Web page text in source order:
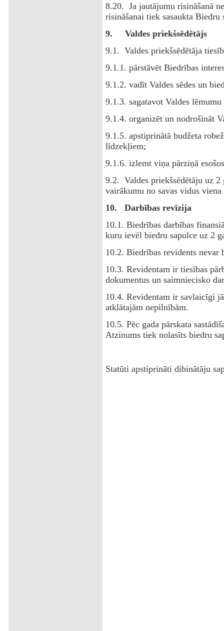
8.20. Ja jautājumu risināšanā
risināšanai tiek sasaukta Biedru
9. Valdes priekšsēdētājs
9.1. Valdes priekšsēdētāja
9.1.1. pārstāvēt Biedrības
9.1.2. vadīt Valdes sēdes un
9.1.3. sagatavot Valdes
9.1.4. organizēt un nodrošināt
9.1.5. apstiprinātā budžeta
līdzekļiem;
9.1.6. izlemt viņa pārziņā
9.2. Valdes priekšsēdētāju uz
vairākumu no savas vidus viena
10. Darbības revīzija
10.1. Biedrības darbības
kuru ievēl biedru sapulce uz 2
10.2. Biedrības revidents nevar
10.3. Revidentam ir tiesības
dokumentus un saimniecisko
10.4. Revidentam ir savlaicīgi
atklātajām nepilnībām.
10.5. Pēc gada pārskata
Atzinums tiek nolasīts biedru
Statūti apstiprināti dibinātāju